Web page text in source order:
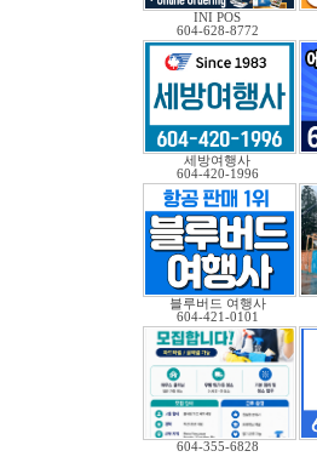
INI POS
604-628-8772
세방여행사
604-420-1996
블루버드 여행사
604-421-0101
604-355-6828